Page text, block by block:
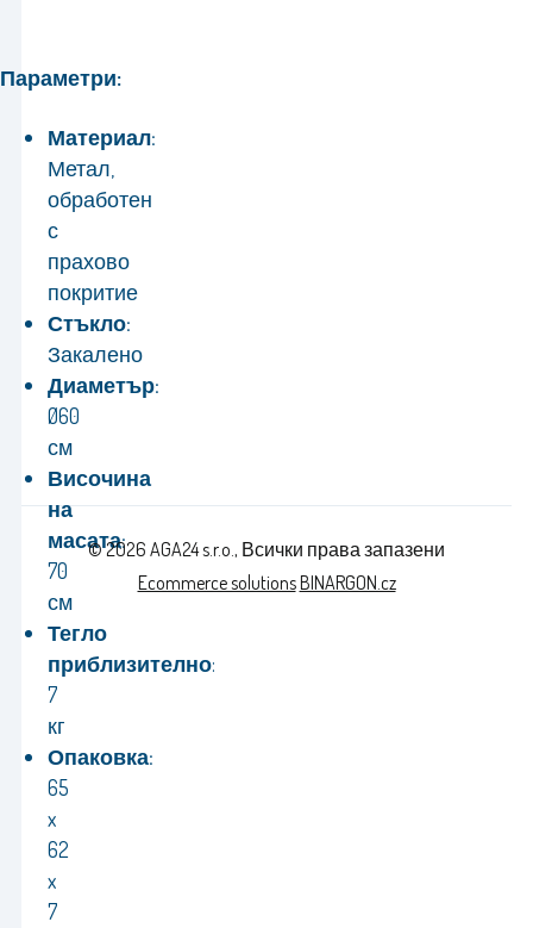
Параметри:
Материал:
Метал,
обработен
с
прахово
покритие
Стъкло:
Закалено
Диаметър:
Ø60
см
Височина
на
масата:
70
см
Тегло
приблизително:
7
кг
Опаковка:
65
x
62
x
7
© 2026 AGA24 s.r.o., Всички права запазени
Ecommerce solutionsBINARGON.cz